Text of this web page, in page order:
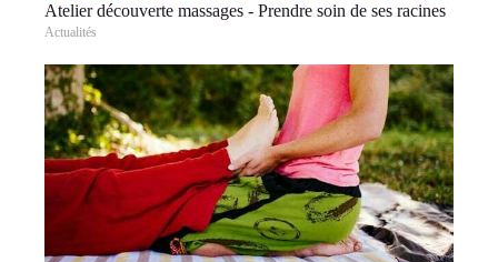
Atelier découverte massages - Prendre soin de ses racines
Actualités